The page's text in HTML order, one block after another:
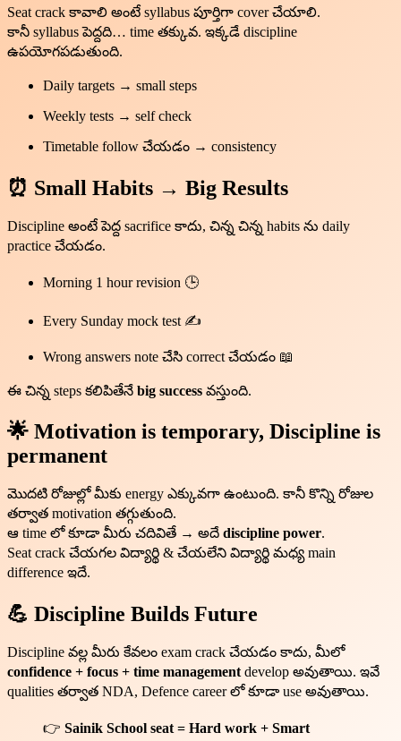
Seat crack కావాలి అంటే syllabus పూర్తిగా cover చేయాలి.
కానీ syllabus పెద్దది… time తక్కువ. ఇక్కడే discipline
ఉపయోగపడుతుంది.
Daily targets → small steps
Weekly tests → self check
Timetable follow చేయడం → consistency
⏰ Small Habits → Big Results
Discipline అంటే పెద్ద sacrifice కాదు, చిన్న చిన్న habits ను daily
practice చేయడం.
Morning 1 hour revision 🕒
Every Sunday mock test ✍️
Wrong answers note చేసి correct చేయడం 📖
ఈ చిన్న steps కలిపితేనే big success వస్తుంది.
🌟 Motivation is temporary, Discipline is
permanent
మొదటి రోజుల్లో మీకు energy ఎక్కువగా ఉంటుంది. కానీ కొన్ని రోజుల
తర్వాత motivation తగ్గుతుంది.
ఆ time లో కూడా మీరు చదివితే → అదే discipline power.
Seat crack చేయగల విద్యార్థి & చేయలేని విద్యార్థి మధ్య main
difference ఇదే.
💪 Discipline Builds Future
Discipline వల్ల మీరు కేవలం exam crack చేయడం కాదు, మీలో
confidence + focus + time management develop అవుతాయి. ఇవే
qualities తర్వాత NDA, Defence career లో కూడా use అవుతాయి.
👉 Sainik School seat = Hard work + Smart